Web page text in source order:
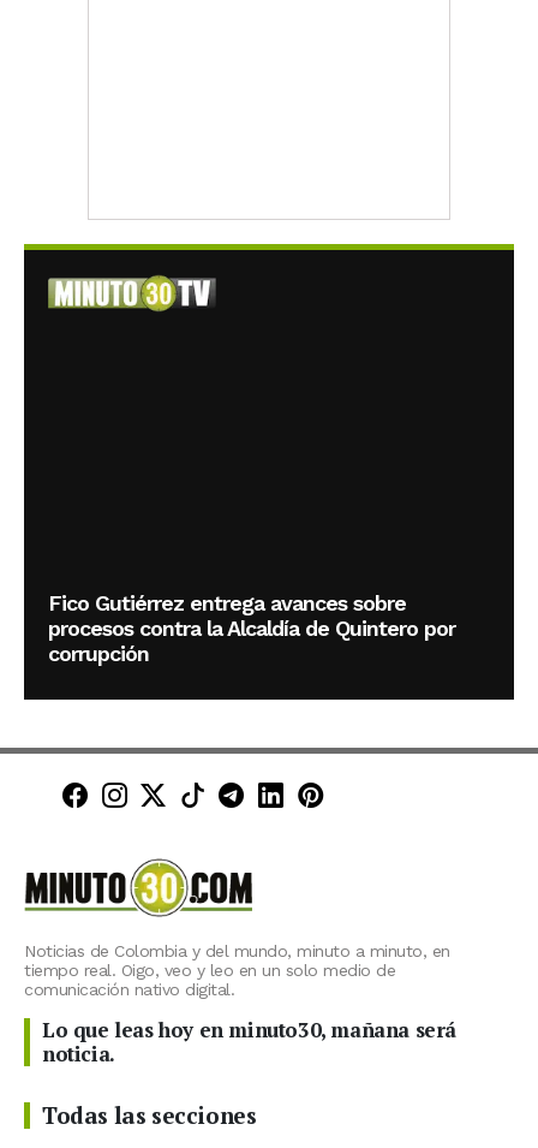
Fico Gutiérrez entrega avances sobre
procesos contra la Alcaldía de Quintero por
corrupción
Minuto30 en Facebook
Minuto30 en Instagram
Minuto30 en X (Twitter)
Minuto30 en TikTok
Canal de Minuto30 en
Minuto30 en LinkedIn
Minuto30 en
Noticias de Colombia y del mundo, minuto a minuto, en
tiempo real. Oigo, veo y leo en un solo medio de
comunicación nativo digital.
Lo que leas hoy en minuto30, mañana será
noticia.
Todas las secciones